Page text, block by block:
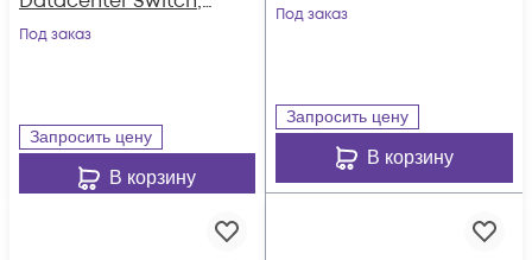
4x 10G
Под заказ
Запросить цену
В корзину
"rack, 8xGE PoE+,
/ Cloud Man
Под заказ
Запросить цену
В корзину